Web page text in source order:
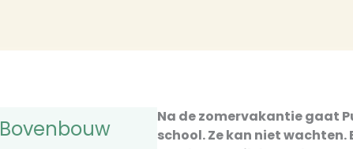
Bovenbouw
Na de zomervakantie gaat
school. Ze kan niet